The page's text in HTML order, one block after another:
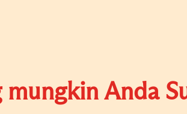
mungkin Anda